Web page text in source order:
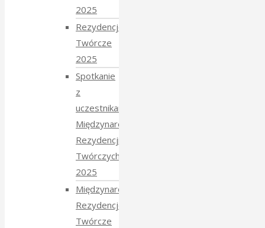
2025
Rezydencje
Twórcze
2025
Spotkanie
z
uczestnikami
Międzynarodowych
Rezydencji
Twórczych
2025
Międzynarodowe
Rezydencje
Twórcze